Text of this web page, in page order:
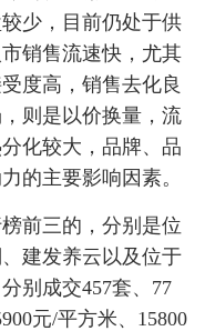
少，目前仍处于供
销售流速快，尤其
度高，销售去化良
则是以价换量，流
化较大，品牌、品
的主要影响因素。
前三的，分别是位
建发养云以及位于
别成交457套、77
元/平方米、15800